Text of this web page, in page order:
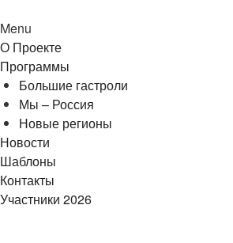
Menu
О Проекте
Программы
Большие гастроли
Мы – Россия
Новые регионы
Новости
Шаблоны
Контакты
Участники 2026